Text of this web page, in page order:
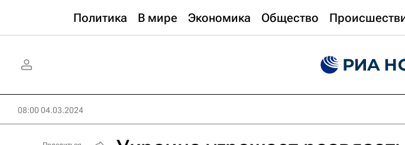
Политика В мире Экономика Общество
08:00 04.03.2024